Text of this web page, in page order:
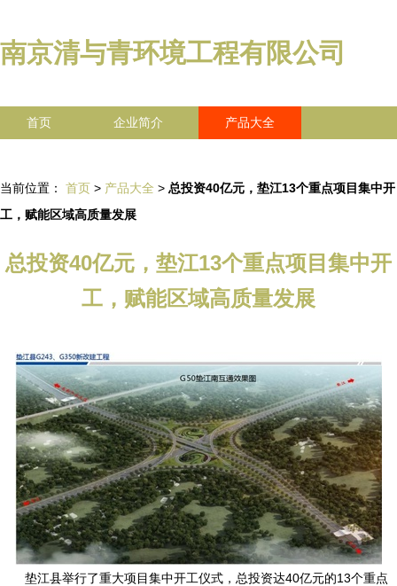
南京清与青环境工程有限公司
首页 企业简介 产品大全
当前位置： 首页 > 产品大全 > 总投资40亿元，垫江13个重点项目集中开
工，赋能区域高质量发展
总投资40亿元，垫江13个重点项目集中开
工，赋能区域高质量发展
垫江县举行了重大项目集中开工仪式，总投资达40亿元的13个重点